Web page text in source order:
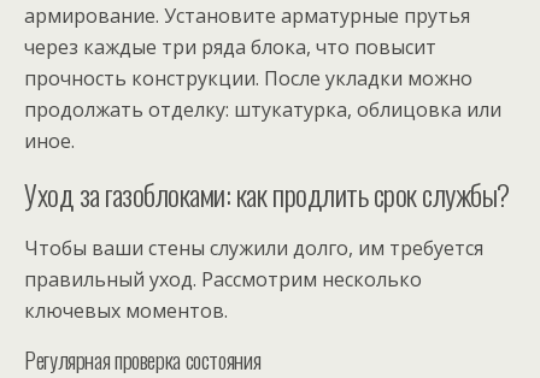
армирование. Установите арматурные прутья
через каждые три ряда блока, что повысит
прочность конструкции. После укладки можно
продолжать отделку: штукатурка, облицовка или
иное.
Уход за газоблоками: как продлить срок службы?
Чтобы ваши стены служили долго, им требуется
правильный уход. Рассмотрим несколько
ключевых моментов.
Регулярная проверка состояния